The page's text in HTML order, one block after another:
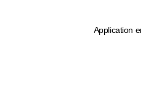
Application